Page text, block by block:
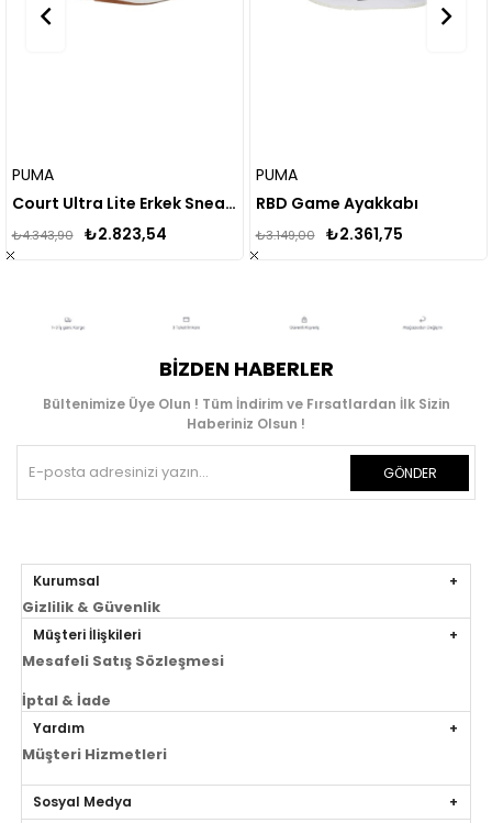
Court Ultra Lite Erkek Sneaker
₺2.823,54
PUMA
RBD Game Ayakkabı
₺2.361,75
₺3.149,00
BIZDEN HABERLER
Bültenimize Üye Olun ! Tüm İndirim ve Fırsatlardan İlk Sizin
Haberiniz Olsun !
GÖNDER
Kurumsal
Gizlilik & Güvenlik
Müşteri İlişkileri
Mesafeli Satış Sözleşmesi
İptal & İade
Yardım
Müşteri Hizmetleri
Sosyal Medya